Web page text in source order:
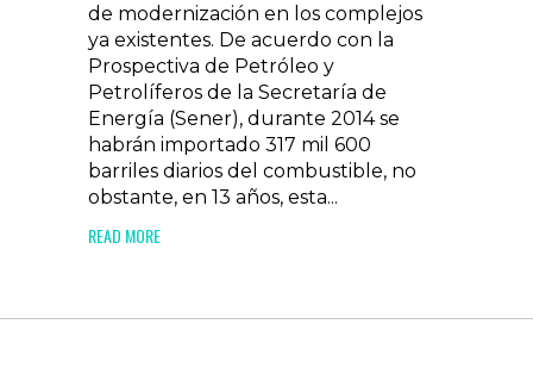
de modernización en los complejos
ya existentes. De acuerdo con la
Prospectiva de Petróleo y
Petrolíferos de la Secretaría de
Energía (Sener), durante 2014 se
habrán importado 317 mil 600
barriles diarios del combustible, no
obstante, en 13 años, esta...
READ MORE